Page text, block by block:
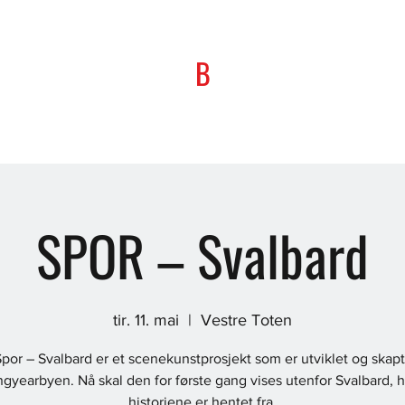
B
SPOR – Svalbard
tir. 11. mai
  |
Vestre Toten
– Svalbard er et scenekunstprosjekt som er utviklet og
Nå skal den for første gang vises utenfor Svalbard,
historiene er hentet fra.